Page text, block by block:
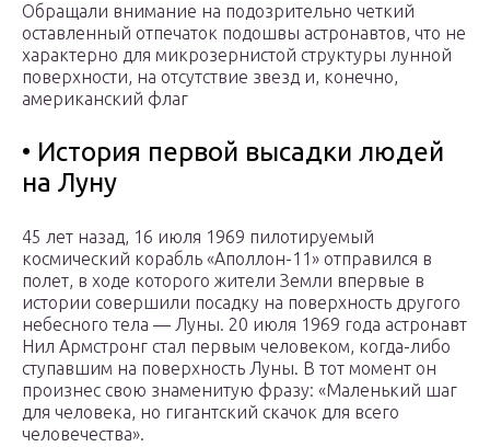
Обращали внимание на подозрительно четкий
оставленный отпечаток подошвы астронавтов, что не
характерно для микрозернистой структуры лунной
поверхности, на отсутствие звезд и, конечно,
американский флаг
• История первой высадки людей
на Луну
45 лет назад, 16 июля 1969 пилотируемый
космический корабль «Аполлон-11» отправился в
полет, в ходе которого жители Земли впервые в
истории совершили посадку на поверхность другого
небесного тела — Луны. 20 июля 1969 года астронавт
Нил Армстронг стал первым человеком, когда-либо
ступавшим на поверхность Луны. В тот момент он
произнес свою знаменитую фразу: «Маленький шаг
для человека, но гигантский скачок для всего
человечества».